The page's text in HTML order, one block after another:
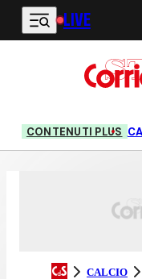
Vai al contenuto principale
LIVE
CONTENUTI PLUS
CALCIO